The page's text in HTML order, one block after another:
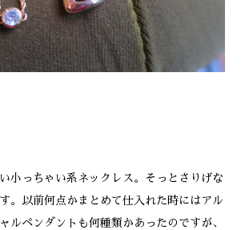
小っちゃい系ネックレス。そっとさりげな
。以前何点かまとめて仕入れた時にはアル
ルペンダントも何種類かあったのですが、